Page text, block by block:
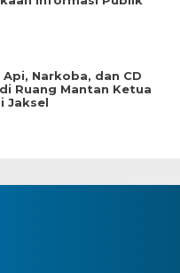
Narkoba, dan CD
Ruang Mantan Ketua
Jaksel